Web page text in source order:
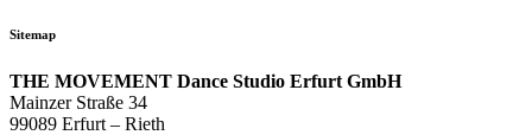
Sitemap
THE MOVEMENT Dance Studio Erfurt GmbH
Mainzer Straße 34
99089 Erfurt – Rieth